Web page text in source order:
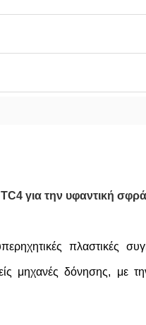
για την υφαντική
πλαστικές
μηχανές δόνησης, με